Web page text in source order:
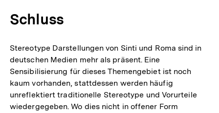
Schluss
Stereotype Darstellungen von Sinti und Roma sind in
deutschen Medien mehr als präsent. Eine
Sensibilisierung für dieses Themengebiet ist noch
kaum vorhanden, stattdessen werden häufig
unreflektiert traditionelle Stereotype und Vorurteile
wiedergegeben. Wo dies nicht in offener Form